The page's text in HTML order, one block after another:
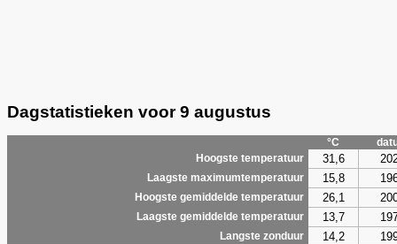
Dagstatistieken voor 9 augustus
°C
Hoogste temperatuur
31,6
Laagste maximumtemperatuur 15,8
Hoogste gemiddelde temperatuur 26,1
Laagste gemiddelde temperatuur 13,7
Langste zonduur 14,2